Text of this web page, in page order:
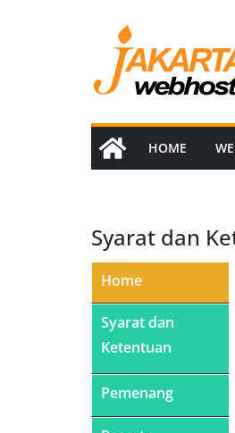
HOME
Syarat dan
Home
Syarat dan
Ketentuan
Pemenang